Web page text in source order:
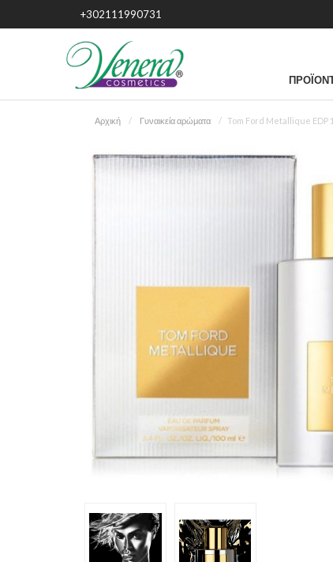
+302111990731
Αρχική Γυναικεία αρώματα Tom Ford Metallique EDP